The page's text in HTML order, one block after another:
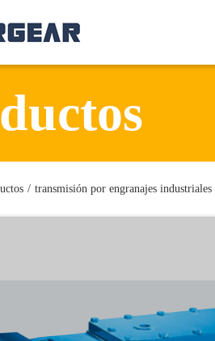
/ transmisión por engranajes industriales